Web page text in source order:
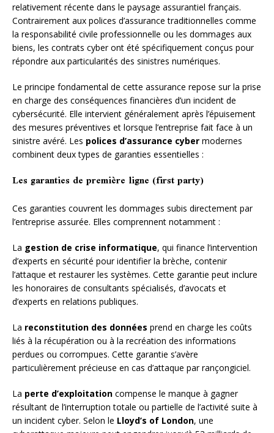
relativement récente dans le paysage assurantiel français.
Contrairement aux polices d’assurance traditionnelles comme
la responsabilité civile professionnelle ou les dommages aux
biens, les contrats cyber ont été spécifiquement conçus pour
répondre aux particularités des sinistres numériques.
Le principe fondamental de cette assurance repose sur la prise
en charge des conséquences financières d’un incident de
cybersécurité. Elle intervient généralement après l’épuisement
des mesures préventives et lorsque l’entreprise fait face à un
sinistre avéré. Les polices d’assurance cyber modernes
combinent deux types de garanties essentielles :
Les garanties de première ligne (first party)
Ces garanties couvrent les dommages subis directement par
l’entreprise assurée. Elles comprennent notamment :
La gestion de crise informatique, qui finance l’intervention
d’experts en sécurité pour identifier la brèche, contenir
l’attaque et restaurer les systèmes. Cette garantie peut inclure
les honoraires de consultants spécialisés, d’avocats et
d’experts en relations publiques.
La reconstitution des données prend en charge les coûts
liés à la récupération ou à la recréation des informations
perdues ou corrompues. Cette garantie s’avère
particulièrement précieuse en cas d’attaque par rançongiciel.
La perte d’exploitation compense le manque à gagner
résultant de l’interruption totale ou partielle de l’activité suite à
un incident cyber. Selon le Lloyd’s of London, une